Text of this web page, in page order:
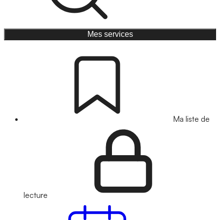
Mes services
Ma liste de
lecture